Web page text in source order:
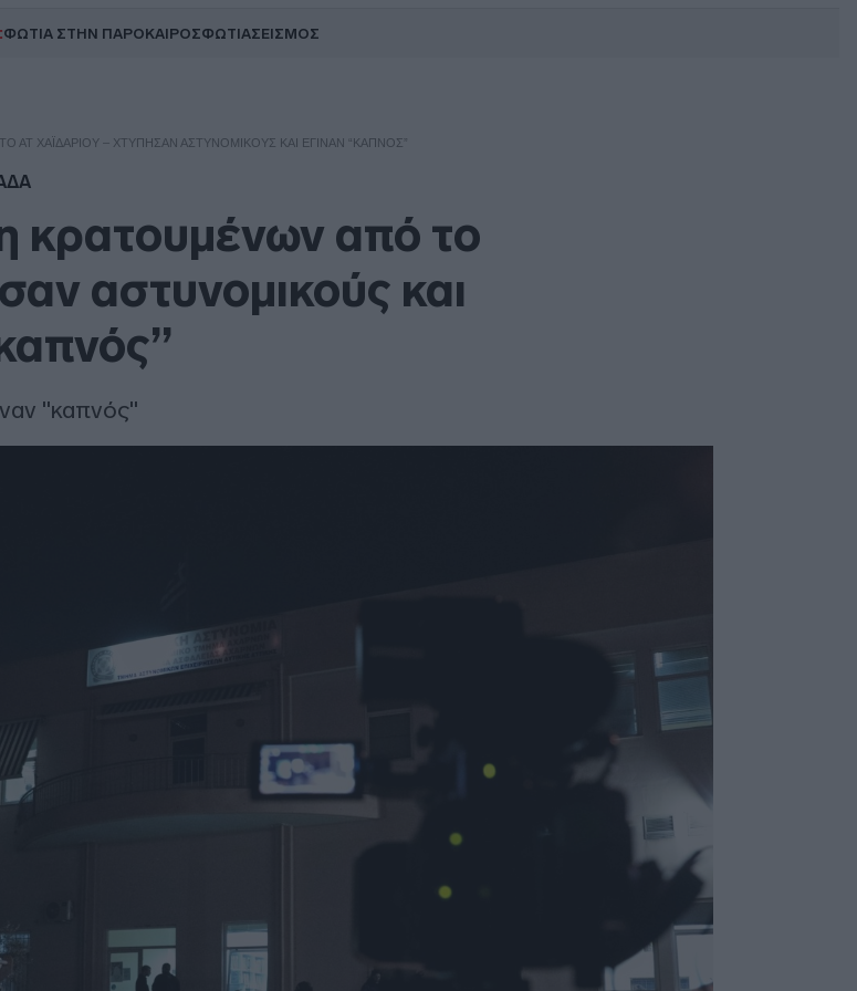
ΦΩΤΙΑ ΣΤΗΝ ΠΑΡΟΚΑΙΡΟΣΦΩΤΙΑΣΕΙΣΜΟΣ
ΑΤ ΧΑΪΔΑΡΊΟΥ – ΧΤΎΠΗΣΑΝ ΑΣΤΥΝΟΜΙΚΟΎΣ ΚΑΙ ΈΓΙΝΑΝ “ΚΑΠΝΌΣ”
κρατουμένων από το
αστυνομικούς και
"καπνός"